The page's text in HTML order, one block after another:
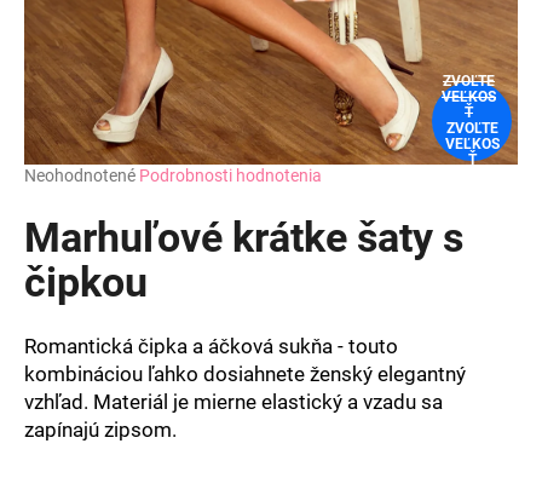
Priemerné
produktu
je
0,0
z
hviezdičiek.
Neohodnotené Podrobnosti hodnotenia
Marhuľové krátke šaty s
čipkou
Romantická čipka a áčková sukňa - touto
kombináciou ľahko dosiahnete ženský elegantný
vzhľad. Materiál je mierne elastický a vzadu sa
zapínajú zipsom.
ZVOĽTE
VEĽKOS
Ť
ZVOĽTE
VEĽKOS
Ť